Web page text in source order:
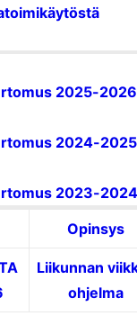
2025-2026
2024-2025
2023-2024
Opinsys
Liikunnan
ohjelma